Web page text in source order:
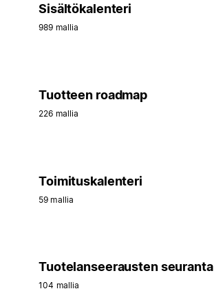
Sisältökalenteri
989 mallia
Tuotteen roadmap
226 mallia
Toimituskalenteri
59 mallia
Tuotelanseerausten seuranta
104 mallia